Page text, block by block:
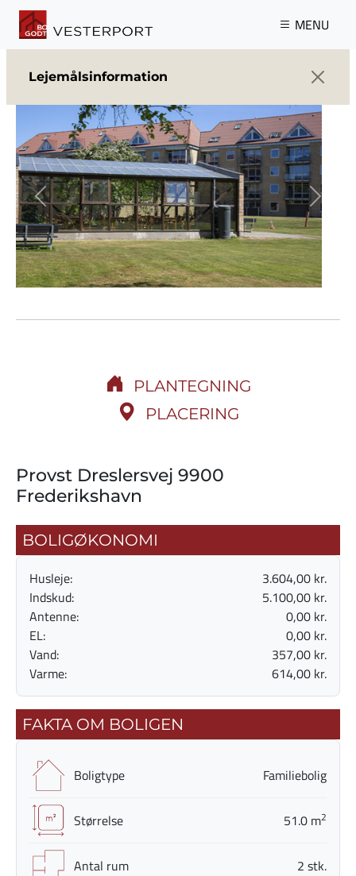
Gå til hovedindhold
MENU
Lejemålsinformation
Provst Dreslersvej 9900
Frederikshavn
BOLIGØKONOMI
Husleje:
3.604,00 kr.
Indskud:
5.100,00 kr.
Antenne:
0,00 kr.
EL:
0,00 kr.
Vand:
357,00 kr.
Varme:
614,00 kr.
FAKTA OM BOLIGEN
Boligtype Familiebolig
Størrelse 51.0 m2
Antal rum 2 stk.
Previous Next
PLANTEGNING
PLACERING